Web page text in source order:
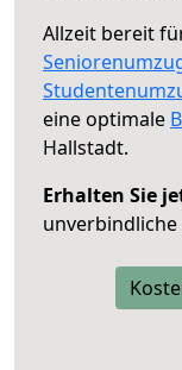
Allzeit bereit
eine optimale
Hallstadt.
Erhalten Sie